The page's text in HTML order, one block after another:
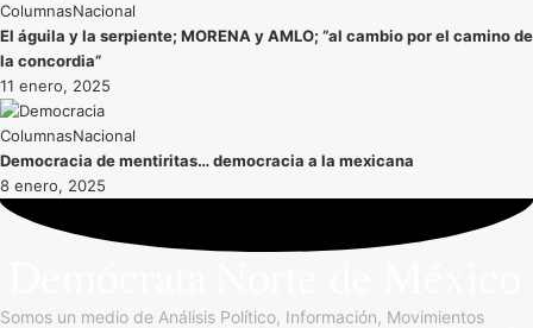
Nacional
El águila y la serpiente; MORENA y AMLO; “al cambio por el camino de
la concordia”
11 enero, 2025
Nacional
Democracia de mentiritas… democracia a la mexicana
8 enero, 2025
Somos un medio de Análisis Político, Información, Movimientos